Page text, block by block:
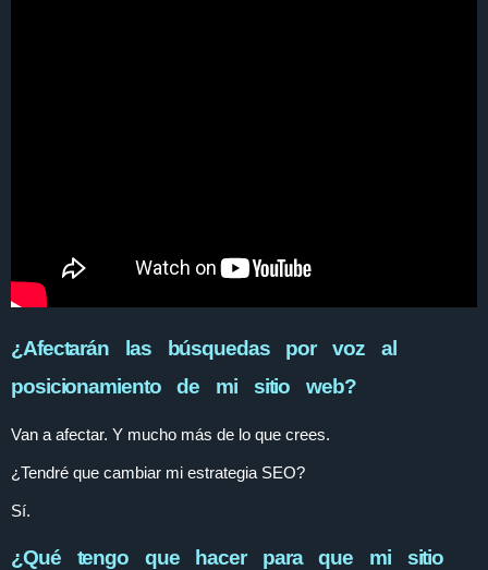
¿Afectarán las búsquedas por voz al
posicionamiento de mi sitio web?
Van a afectar. Y mucho más de lo que crees.
¿Tendré que cambiar mi estrategia SEO?
Sí.
¿Qué tengo que hacer para que mi sitio